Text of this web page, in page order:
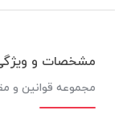
مشخصات و
مجموعه قوانین و